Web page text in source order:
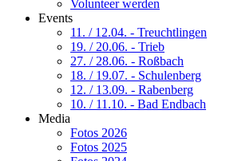
Volunteer werden
Events
11. / 12.04. - Treuchtlingen
19. / 20.06. - Trieb
27. / 28.06. - Roßbach
18. / 19.07. - Schulenberg
12. / 13.09. - Rabenberg
10. / 11.10. - Bad Endbach
Media
Fotos 2026
Fotos 2025